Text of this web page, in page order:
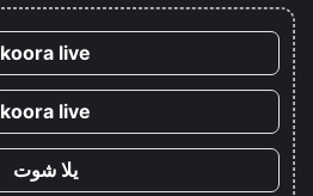
koora live
koora live
يلا شوت